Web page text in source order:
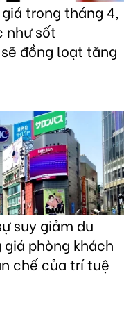
trong tháng 4,
như sốt
đồng loạt tăng
suy giảm du
phòng khách
chế của trí tuệ